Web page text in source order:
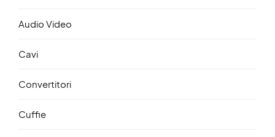
Audio Video
Cavi
Convertitori
Cuffie